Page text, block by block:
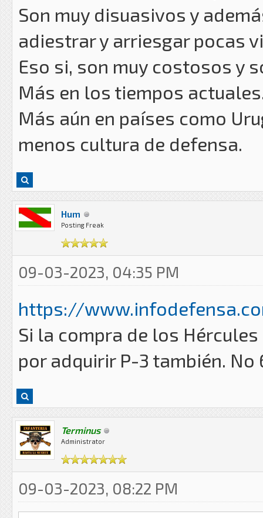
Son muy disuasivos y
adiestrar y arriesgar pocas
Eso si, son muy costosos y
Más en los tiempos
Más aún en países como
menos cultura de defensa.
Hum
Posting Freak
09-03-2023, 04:35 PM
https://
Si la compra de los
por adquirir P-3 también. No
Terminus
Administrator
09-03-2023, 08:22 PM